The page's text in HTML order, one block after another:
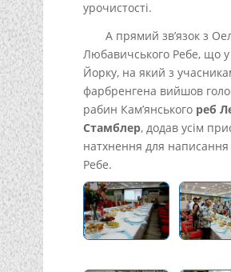
урочистості.
А прямий зв’язок з
Любавичського Ребе, що
Йорку, на який з
фарбренгена вийшов
рабин Кам’янського реб
Стамблер, додав усім
натхнення для написання
Ребе.